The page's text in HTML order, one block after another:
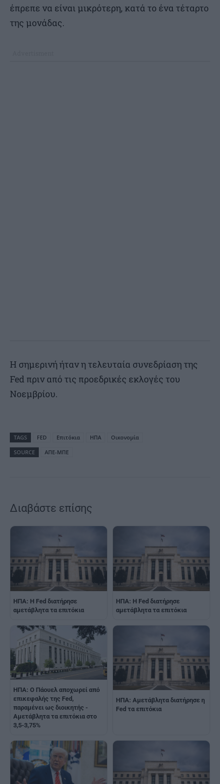
έπρεπε να είναι μικρότερη, κατά το ένα τέταρτο
της μονάδας.
Η σημερινή ήταν η τελευταία συνεδρίαση της
Fed πριν από τις προεδρικές εκλογές του
Νοεμβρίου.
TAGS FED Επιτόκια ΗΠΑ
Οικονομία
SOURCE
ΑΠΕ-ΜΠΕ
Διαβάστε επίσης
ΗΠΑ: Η Fed διατήρησε
αμετάβλητα τα επιτόκια
ΗΠΑ: Η Fed διατήρησε
αμετάβλητα τα επιτόκια
ΗΠΑ: Ο Πάουελ αποχωρεί από
επικεφαλής της Fed,
παραμένει ως διοικητής -
Αμετάβλητα τα επιτόκια στο
3,5-3,75%
ΗΠΑ: Αμετάβλητα διατήρησε η
Fed τα επιτόκια